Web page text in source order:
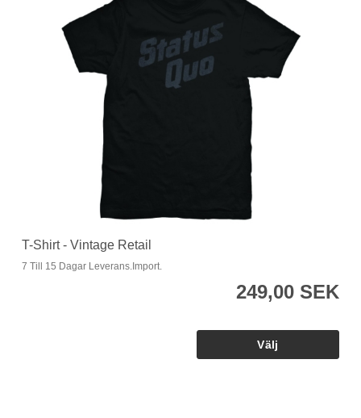
T-Shirt - Vintage Retail
7 Till 15 Dagar Leverans.Import.
249,00 SEK